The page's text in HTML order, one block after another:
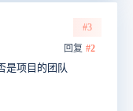
#3
回复 #2
是项目的团队